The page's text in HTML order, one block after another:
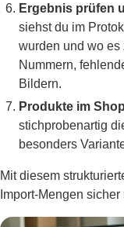
Ergebnis prüfen
siehst du im
wurden und wo es
Nummern,
Bildern.
Produkte im
stichprobenartig
besonders
Mit diesem
Import-Mengen